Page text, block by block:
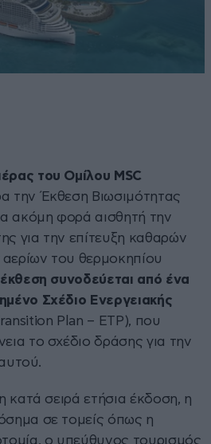
του Ομίλου MSC
την Έκθεση Βιωσιμότητας
ακόμη φορά αισθητή την
για την επίτευξη καθαρών
του θερμοκηπίου
συνοδεύεται από ένα
Σχέδιο Ενεργειακής
Plan – ETP), που
το σχέδιο δράσης για την
κατά σειρά ετήσια έκδοση, η
σε τομείς όπως η
ο υπεύθυνος τουρισμός